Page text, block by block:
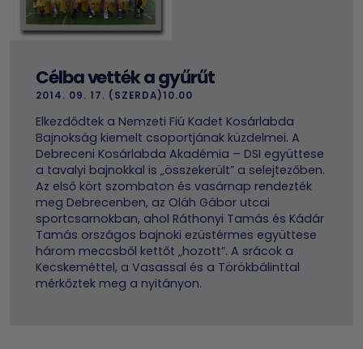
Célba vették a gyűrűt
2014. 09. 17. (SZERDA)10.00
Elkezdődtek a Nemzeti Fiú Kadet Kosárlabda
Bajnokság kiemelt csoportjának küzdelmei. A
Debreceni Kosárlabda Akadémia – DSI együttese
a tavalyi bajnokkal is „összekerült” a selejtezőben.
Az első kört szombaton és vasárnap rendezték
meg Debrecenben, az Oláh Gábor utcai
sportcsarnokban, ahol Ráthonyi Tamás és Kádár
Tamás országos bajnoki ezüstérmes együttese
három meccsből kettőt „hozott”. A srácok a
Kecskeméttel, a Vasassal és a Törökbálinttal
mérkőztek meg a nyitányon.